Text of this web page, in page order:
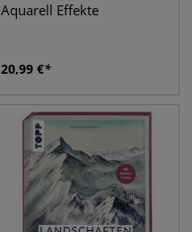
Aquarell Effekte
20,99 €